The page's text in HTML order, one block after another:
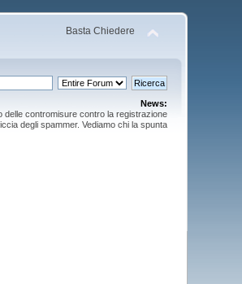
Basta Chiedere
News:
delle contromisure contro la registrazione
degli spammer. Vediamo chi la spunta